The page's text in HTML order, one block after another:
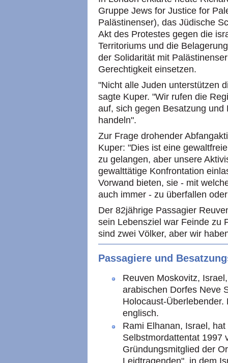
Gruppe Jews for Justice for
Palästinenser), das Jüdische
Akt des Protestes gegen die
Territoriums und die
der Solidarität mit
Gerechtigkeit einsetzen.
"Nicht alle Juden unterstützen
sagte Kuper. "Wir rufen die
auf, sich gegen Besatzung
handeln".
Zur Frage drohender
Kuper: "Dies ist eine
zu gelangen, aber unsere
gewalttätige Konfrontation
Vorwand bieten, sie - mit
auch immer - zu überfallen
Der 82jährige Passagier
sein Lebensziel war Feinde zu
sind zwei Völker, aber wir
Passagiere und
Reuven Moskovitz,
arabischen Dorfes Neve
Holocaust-
englisch.
Rami Elhanan, Israel,
Selbstmordattentat 1997
Gründungsmitglied der
Leidtragenden", in dem